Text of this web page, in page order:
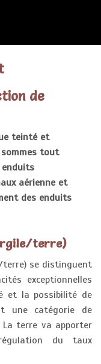
de
teinté et
tout
enduits
aérienne et
des enduits
terre)
se distinguent
exceptionnelles
et la possibilité de
une catégorie de
terre va apporter
du taux